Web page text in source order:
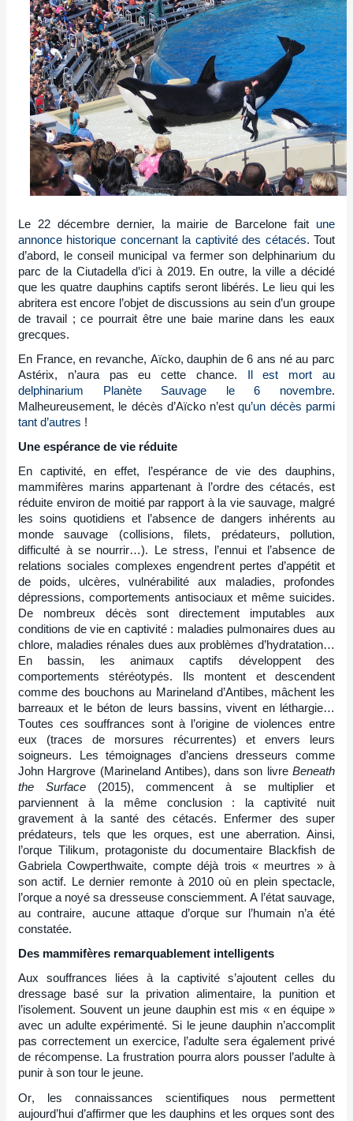
Le 22 décembre dernier, la mairie de Barcelone fait une
annonce historique concernant la captivité des cétacés. Tout
d’abord, le conseil municipal va fermer son delphinarium du
parc de la Ciutadella d’ici à 2019. En outre, la ville a décidé
que les quatre dauphins captifs seront libérés. Le lieu qui les
abritera est encore l’objet de discussions au sein d’un groupe
de travail ; ce pourrait être une baie marine dans les eaux
grecques.
En France, en revanche, Aïcko, dauphin de 6 ans né au parc
Astérix, n’aura pas eu cette chance. Il est mort au
delphinarium Planète Sauvage le 6 novembre.
Malheureusement, le décès d’Aïcko n’estqu’un décès parmi
tant d’autres !
Une espérance de vie réduite
En captivité, en effet, l’espérance de vie des dauphins,
mammifères marins appartenant à l’ordre des cétacés, est
réduite environ de moitié par rapport à la vie sauvage, malgré
les soins quotidiens et l’absence de dangers inhérents au
monde sauvage (collisions, filets, prédateurs, pollution,
difficulté à se nourrir…). Le stress, l’ennui et l’absence de
relations sociales complexes engendrent pertes d’appétit et
de poids, ulcères, vulnérabilité aux maladies, profondes
dépressions, comportements antisociaux et même suicides.
De nombreux décès sont directement imputables aux
conditions de vie en captivité : maladies pulmonaires dues au
chlore, maladies rénales dues aux problèmes d’hydratation…
En bassin, les animaux captifs développent des
comportements stéréotypés. Ils montent et descendent
comme des bouchons au Marineland d’Antibes, mâchent les
barreaux et le béton de leurs bassins, vivent en léthargie…
Toutes ces souffrances sont à l’origine de violences entre
eux (traces de morsures récurrentes) et envers leurs
soigneurs. Les témoignages d’anciens dresseurs comme
John Hargrove (Marineland Antibes), dans son livre Beneath
the Surface (2015), commencent à se multiplier et
parviennent à la même conclusion : la captivité nuit
gravement à la santé des cétacés. Enfermer des super
prédateurs, tels que les orques, est une aberration. Ainsi,
l’orque Tilikum, protagoniste du documentaire Blackfish de
Gabriela Cowperthwaite, compte déjà trois « meurtres » à
son actif. Le dernier remonte à 2010 où en plein spectacle,
l’orque a noyé sa dresseuse consciemment. A l’état sauvage,
au contraire, aucune attaque d’orque sur l’humain n’a été
constatée.
Des mammifères remarquablement intelligents
Aux souffrances liées à la captivité s’ajoutent celles du
dressage basé sur la privation alimentaire, la punition et
l’isolement. Souvent un jeune dauphin est mis « en équipe »
avec un adulte expérimenté. Si le jeune dauphin n’accomplit
pas correctement un exercice, l’adulte sera également privé
de récompense. La frustration pourra alors pousser l’adulte à
punir à son tour le jeune.
Or, les connaissances scientifiques nous permettent
aujourd’hui d’affirmer que les dauphins et les orques sont des